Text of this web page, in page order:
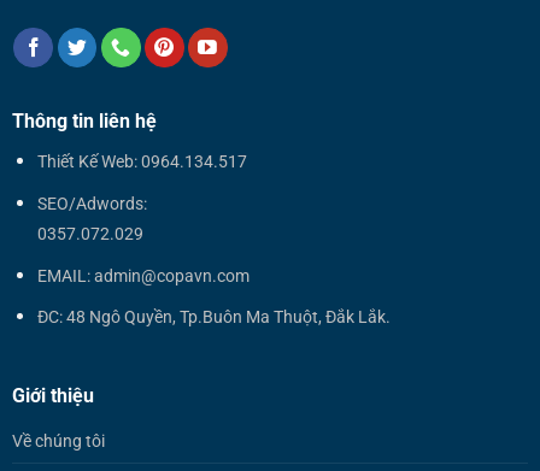
Thông tin liên hệ
Thiết Kế Web: 0964.134.517
SEO/Adwords:
0357.072.029
EMAIL: admin@copavn.com
ĐC: 48 Ngô Quyền, Tp.Buôn Ma Thuột, Đắk Lắk.
Giới thiệu
Về chúng tôi